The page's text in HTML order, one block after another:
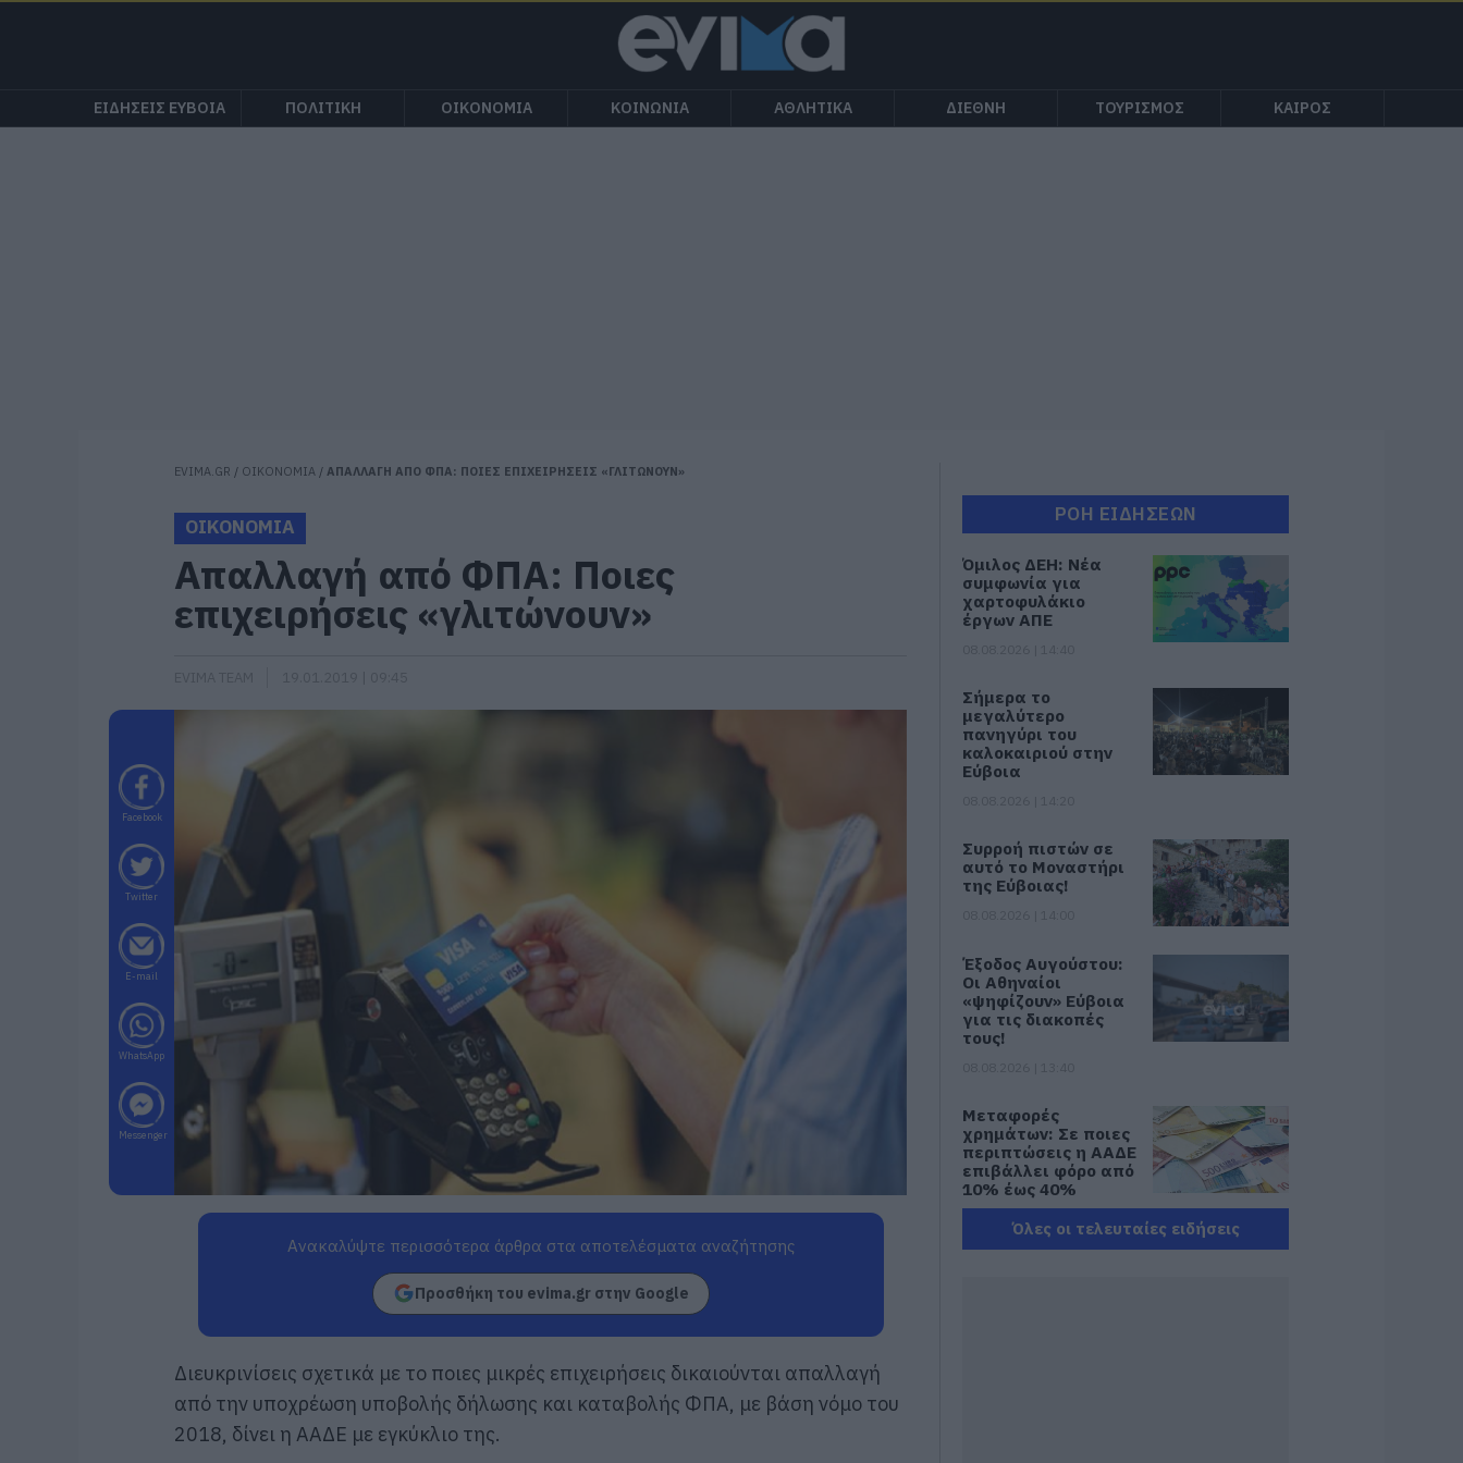
ΕΙΔΗΣΕΙΣ ΕΥΒΟΙΑ ΠΟΛΙΤΙΚΗ ΟΙΚΟΝΟΜΙΑ ΚΟΙΝΩΝΙΑ ΑΘΛΗΤΙΚΑ ΔΙΕΘΝΗ ΤΟΥΡΙΣΜΟΣ ΚΑΙΡΟΣ
EVIMA.GR / ΟΙΚΟΝΟΜΙΑ / ΑΠΑΛΛΑΓΗ ΑΠΟ ΦΠΑ: ΠΟΙΕΣ ΕΠΙΧΕΙΡΗΣΕΙΣ «ΓΛΙΤΩΝΟΥΝ»
ΟΙΚΟΝΟΜΙΑ
Απαλλαγή από ΦΠΑ: Ποιες
επιχειρήσεις «γλιτώνουν»
Facebook
Twitter
E-mail
WhatsApp
Messenger
Ανακαλύψτε περισσότερα άρθρα στα αποτελέσματα αναζήτησης
Προσθήκη του evima.gr στην Google
Διευκρινίσεις σχετικά με το ποιες μικρές επιχειρήσεις δικαιούνται απαλλαγή
από την υποχρέωση υποβολής δήλωσης και καταβολής ΦΠΑ, με βάση νόμο του
2018, δίνει η ΑΑΔΕ με εγκύκλιο της.
ΡΟΗ ΕΙΔΗΣΕΩΝ
Όμιλος ΔΕΗ: Νέα
συμφωνία για
χαρτοφυλάκιο
έργων ΑΠΕ
Σήμερα το
μεγαλύτερο
πανηγύρι του
καλοκαιριού στην
Εύβοια
Συρροή πιστών σε
αυτό το Μοναστήρι
της Εύβοιας!
Έξοδος Αυγούστου:
Οι Αθηναίοι
«ψηφίζουν» Εύβοια
για τις διακοπές
τους!
Μεταφορές
χρημάτων: Σε ποιες
περιπτώσεις η ΑΑΔΕ
επιβάλλει φόρο από
10% έως 40%
08.08.2026 | 13:20
Όλες οι τελευταίες ειδήσεις